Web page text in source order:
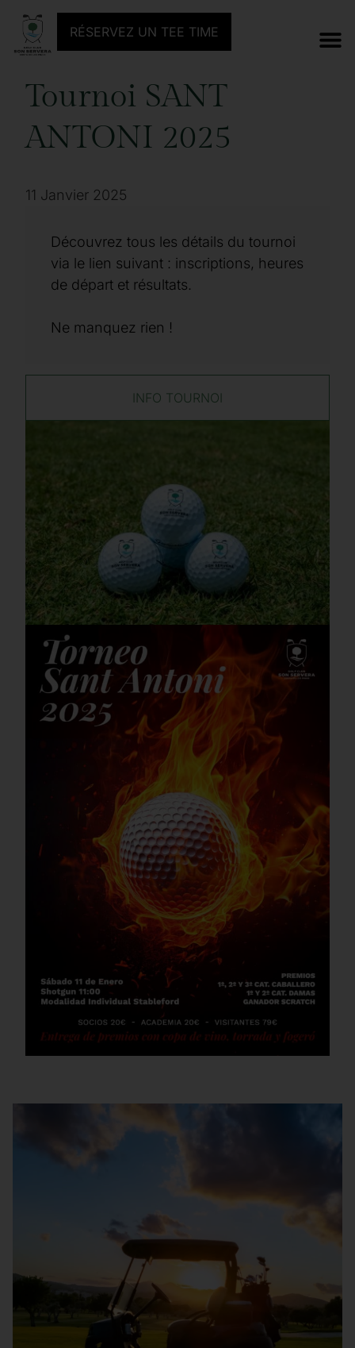
RÉSERVEZ UN TEE TIME
TOURNOI PRÉCÉDENT
Tournoi SANT
ANTONI 2025
11 Janvier 2025
Découvrez tous les détails du tournoi
via le lien suivant : inscriptions, heures
de départ et résultats.
Ne manquez rien !
INFO TOURNOI